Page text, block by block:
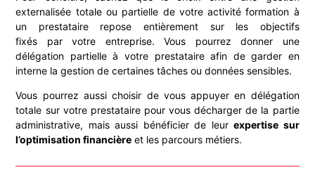
externalisée totale ou partielle de votre activité formation à
un prestataire repose entièrement sur les objectifs
fixés par votre entreprise. Vous pourrez donner une
délégation partielle à votre prestataire afin de garder en
interne la gestion de certaines tâches ou données sensibles.
Vous pourrez aussi choisir de vous appuyer en délégation
totale sur votre prestataire pour vous décharger de la partie
administrative, mais aussi bénéficier de leurexpertise sur
l’optimisation financière et les parcours métiers.